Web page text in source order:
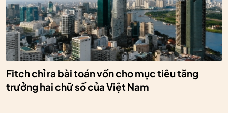
Fitch chỉ ra bài toán vốn cho mục tiêu tăng
trưởng hai chữ số của Việt Nam